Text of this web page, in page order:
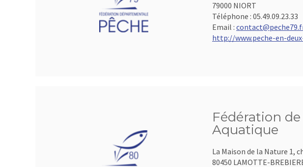
79000 NIORT
Téléphone : 05.49.09.23.33
Email :
http://www.peche-en-
Fédération
Aquatique
La Maison de la Nature 1,
80450 LAMOTTE-